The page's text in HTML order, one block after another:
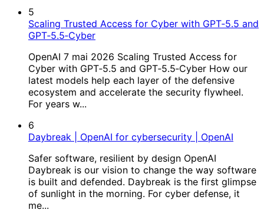
5
Scaling Trusted Access for Cyber with GPT‑5.5 and
GPT‑5.5‑Cyber
OpenAI 7 mai 2026 Scaling Trusted Access for
Cyber with GPT‑5.5 and GPT‑5.5‑Cyber How our
latest models help each layer of the defensive
ecosystem and accelerate the security flywheel.
For years w...
6
Daybreak | OpenAI for cybersecurity | OpenAI
Safer software, resilient by design OpenAI
Daybreak is our vision to change the way software
is built and defended. Daybreak is the first glimpse
of sunlight in the morning. For cyber defense, it
me...